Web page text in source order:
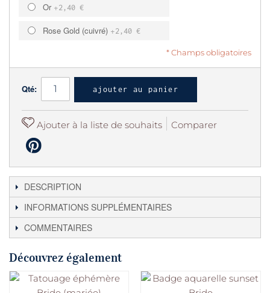
Or +2,40 €
Rose Gold (cuivré) +2,40 €
* Champs obligatoires
Qté: ajouter au panier
Ajouter à la liste de souhaits Comparer
DESCRIPTION
INFORMATIONS SUPPLÉMENTAIRES
COMMENTAIRES
Découvrez également